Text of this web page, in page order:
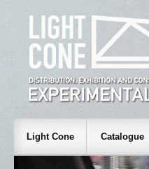
Light Cone Catalogue